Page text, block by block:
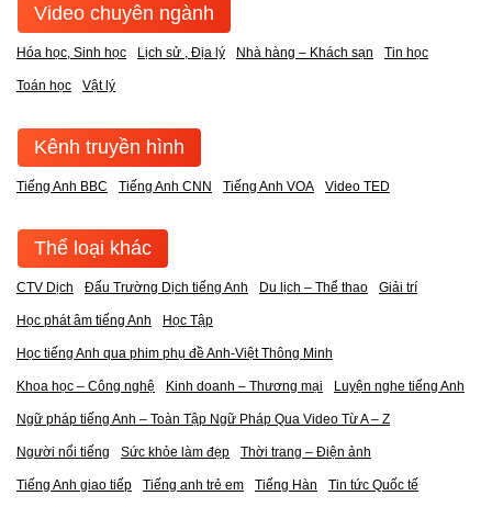
Video chuyên ngành
Hóa học, Sinh học Lịch sử , Địa lý Nhà hàng – Khách sạn Tin học
Toán học Vật lý
Kênh truyền hình
Tiếng Anh BBC Tiếng Anh CNN Tiếng Anh VOA Video TED
Thể loại khác
CTV Dịch Đấu Trường Dịch tiếng Anh Du lịch – Thể thao Giải trí
Học phát âm tiếng Anh Học Tập
Học tiếng Anh qua phim phụ đề Anh-Việt Thông Minh
Khoa học – Công nghệ Kinh doanh – Thương mại Luyện nghe tiếng Anh
Ngữ pháp tiếng Anh – Toàn Tập Ngữ Pháp Qua Video Từ A – Z
Người nổi tiếng Sức khỏe làm đẹp Thời trang – Điện ảnh
Tiếng Anh giao tiếp Tiếng anh trẻ em Tiếng Hàn Tin tức Quốc tế